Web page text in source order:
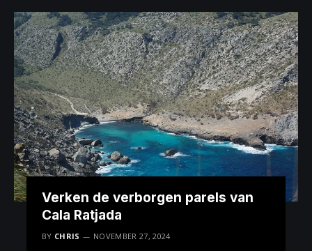
Verken de verborgen parels van
Cala Ratjada
BY CHRIS NOVEMBER 27, 2024